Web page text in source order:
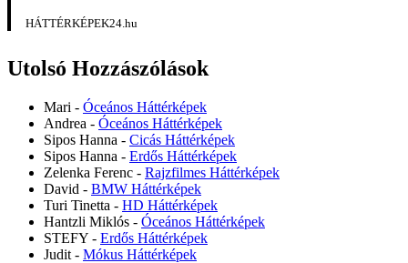
HÁTTÉRKÉPEK24.hu
Utolsó Hozzászólások
Mari - Óceános Háttérképek
Andrea - Óceános Háttérképek
Sipos Hanna - Cicás Háttérképek
Sipos Hanna - Erdős Háttérképek
Zelenka Ferenc - Rajzfilmes Háttérképek
David - BMW Háttérképek
Turi Tinetta - HD Háttérképek
Hantzli Miklós - Óceános Háttérképek
STEFY - Erdős Háttérképek
Judit - Mókus Háttérképek